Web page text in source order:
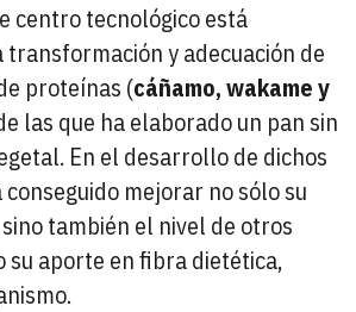
centro tecnológico está
y adecuación de
proteínas (cáñamo, wakame y
las que ha elaborado un pan sin
En el desarrollo de dichos
mejorar no sólo su
también el nivel de otros
su aporte en fibra dietética,